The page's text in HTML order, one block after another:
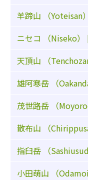
羊蹄山 （Yoteisan
ニセコ （Niseko）
天頂山 （
雄阿寒岳 （
茂世路岳 （
散布山 （
指臼岳 （
小田萌山 （